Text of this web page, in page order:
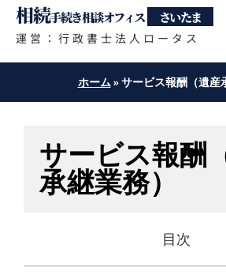
相続手続き相談オフィス さいたま
運営：行政書士法人ロータス
ホーム»サービス報酬（遺産
サービス報酬
承継業務）
目次